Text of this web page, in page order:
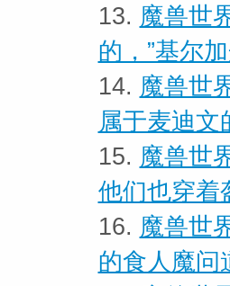
13. 魔兽世
的，”基尔
14. 魔兽世
属于麦迪文
15. 魔兽世
他们也穿着
16. 魔兽世
的食人魔问